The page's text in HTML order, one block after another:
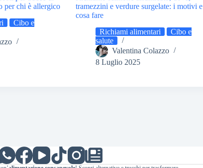
per chi è allergico
Cibo e
tramezzini e verdure surgelate: i motivi e
cosa fare
Richiami alimentari
Cibo e
salute
Valentina Colazzo
8 Luglio 2025